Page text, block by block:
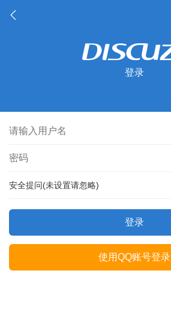
登录
安全提问(未设置请忽略)
登录
使用QQ账号登录